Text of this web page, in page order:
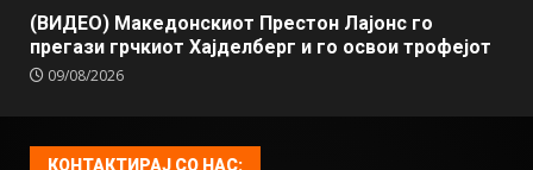
(ВИДЕО) Македонскиот Престон Лајонс го
прегази грчкиот Хајделберг и го освои трофејот
09/08/2026
КОНТАКТИРАЈ СО НАС: